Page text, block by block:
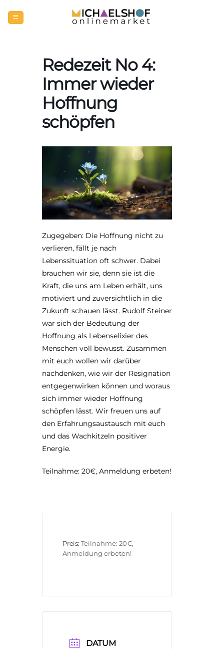
Inhalt
springen
Redezeit No 4:
Immer wieder
Hoffnung
schöpfen
Zugegeben: Die Hoffnung nicht zu
verlieren, fällt je nach
Lebenssituation oft schwer. Dabei
brauchen wir sie, denn sie ist die
Kraft, die uns am Leben erhält, uns
motiviert und zuversichtlich in die
Zukunft schauen lässt. Rudolf Steiner
war sich der Bedeutung der
Hoffnung als Lebenselixier des
Menschen voll bewusst. Zusammen
mit euch wollen wir darüber
nachdenken, wie wir der Resignation
entgegenwirken können und woraus
sich immer wieder Hoffnung
schöpfen lässt. Wir freuen uns auf
den Erfahrungsaustausch mit euch
und das Wachkitzeln positiver
Energie.
Teilnahme: 20€, Anmeldung erbeten!
Preis: Teilnahme: 20€,
Anmeldung erbeten!
DATUM